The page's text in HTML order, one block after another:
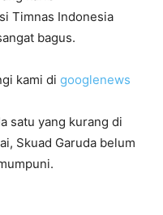
Timnas Indonesia
bagus.
kami di googlenews
satu yang kurang di
Skuad Garuda belum